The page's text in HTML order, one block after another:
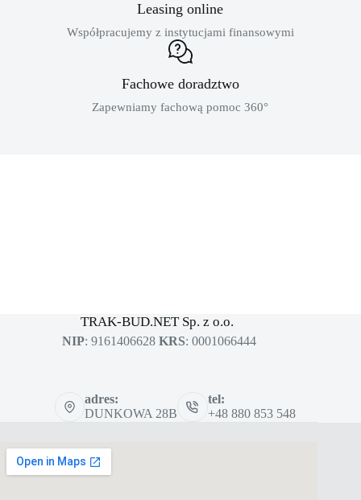
Leasing online
Współpracujemy z instytucjami finansowymi
Fachowe doradztwo
Zapewniamy fachową pomoc 360°
TRAK-BUD.NET Sp. z o.o.
NIP: 9161406628 KRS: 0001066444
adres:
DUNKOWA 28B
tel:
+48 880 853 548